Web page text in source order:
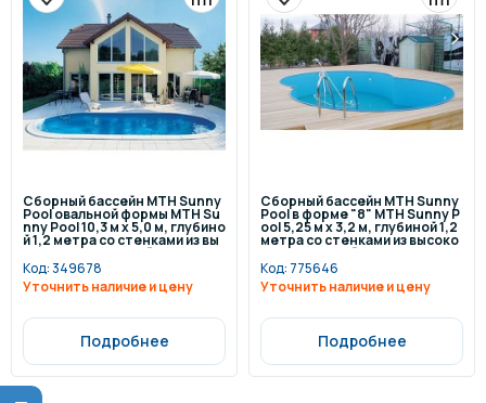
Сборный бассейн MTH Sunny
Pool овальной формы MTH Su
nny Pool 10,3 м х 5,0 м, глубино
й 1,2 метра со стенками из вы
сококачественной стали тол
щиной 0,8 мм
Код:349678
Уточнить наличие и цену
Подробнее
Сборный бассейн MTH Sunny
Pool в форме "8" MTH Sunny P
ool 5,25 м х 3,2 м, глубиной 1,2
метра со стенками из высоко
качественной стали толщино
й 0,8 мм
Код: 775646
Уточнить наличие и цену
Подробнее